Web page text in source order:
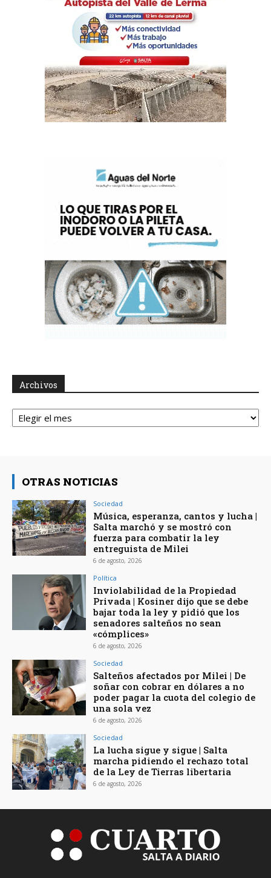
Archivos
Archivos
OTRAS NOTICIAS
Sociedad
Música, esperanza, cantos y lucha |
Salta marchó y se mostró con
fuerza para combatir la ley
entreguista de Milei
6 de agosto, 2026
Política
Inviolabilidad de la Propiedad
Privada | Kosiner dijo que se debe
bajar toda la ley y pidió que los
senadores salteños no sean
«cómplices»
6 de agosto, 2026
Sociedad
Salteños afectados por Milei | De
soñar con cobrar en dólares a no
poder pagar la cuota del colegio de
una sola vez
6 de agosto, 2026
Sociedad
La lucha sigue y sigue | Salta
marcha pidiendo el rechazo total
de la Ley de Tierras libertaria
6 de agosto, 2026